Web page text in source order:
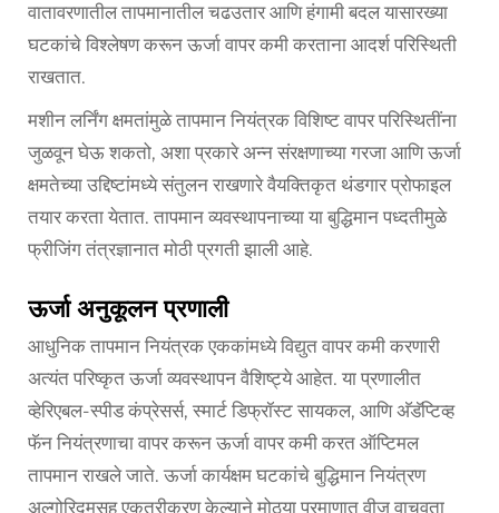
वातावरणातील तापमानातील चढउतार आणि हंगामी बदल यासारख्या
घटकांचे विश्लेषण करून ऊर्जा वापर कमी करताना आदर्श परिस्थिती
राखतात.
मशीन लर्निंग क्षमतांमुळे तापमान नियंत्रक विशिष्ट वापर परिस्थितींना
जुळवून घेऊ शकतो, अशा प्रकारे अन्न संरक्षणाच्या गरजा आणि ऊर्जा
क्षमतेच्या उद्दिष्टांमध्ये संतुलन राखणारे वैयक्तिकृत थंडगार प्रोफाइल
तयार करता येतात. तापमान व्यवस्थापनाच्या या बुद्धिमान पध्दतीमुळे
फ्रीजिंग तंत्रज्ञानात मोठी प्रगती झाली आहे.
ऊर्जा अनुकूलन प्रणाली
आधुनिक तापमान नियंत्रक एककांमध्ये विद्युत वापर कमी करणारी
अत्यंत परिष्कृत ऊर्जा व्यवस्थापन वैशिष्ट्ये आहेत. या प्रणालीत
व्हेरिएबल-स्पीड कंप्रेसर्स, स्मार्ट डिफ्रॉस्ट सायकल, आणि अ‍ॅडॅप्टिव्ह
फॅन नियंत्रणाचा वापर करून ऊर्जा वापर कमी करत ऑप्टिमल
तापमान राखले जाते. ऊर्जा कार्यक्षम घटकांचे बुद्धिमान नियंत्रण
अल्गोरिदमसह एकत्रीकरण केल्याने मोठ्या प्रमाणात वीज वाचवता